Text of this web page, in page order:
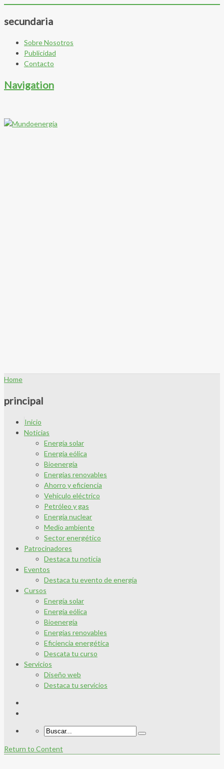
secundaria
Sobre Nosotros
Publicidad
Contacto
Navigation
Home
principal
Inicio
Noticias
Energía solar
Energía eólica
Bioenergía
Energías renovables
Ahorro y eficiencia
Vehículo eléctrico
Petróleo y gas
Energía nuclear
Medio ambiente
Sector energético
Patrocinadores
Destaca tu noticia
Eventos
Destaca tu evento de energía
Cursos
Energía solar
Energía eólica
Bioenergía
Energías renovables
Eficiencia energética
Descata tu curso
Servicios
Diseño web
Destaca tu servicios
Return to Content